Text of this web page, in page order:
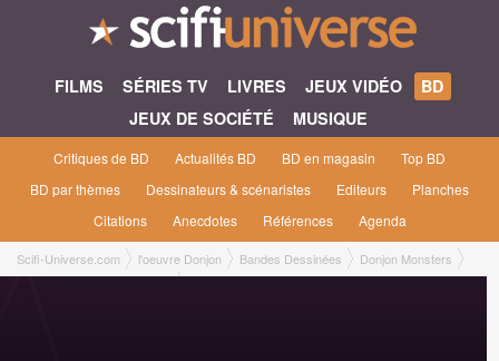
FILMS SÉRIES TV LIVRES JEUX VIDÉO
BD
JEUX DE SOCIÉTÉ
MUSIQUE
Critiques de BD Actualités BD BD en magasin
Top BD
BD par thèmes
Dessinateurs & scénaristes Editeurs
Planches
Citations
Anecdotes Références Agenda
Scifi-Universe.com l'oeuvre Donjon Bandes Dessinées
Donjon Monsters
La Nuit du tombeur #5 [2003]